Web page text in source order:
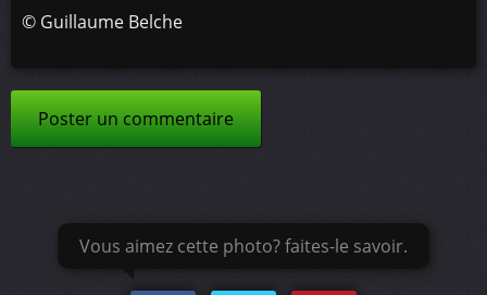
© Guillaume Belche
Poster un commentaire
Vous aimez cette photo? faites-le savoir.